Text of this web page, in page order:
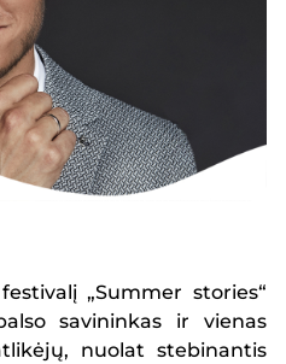
„Summer stories“
savininkas ir vienas
nuolat stebinantis